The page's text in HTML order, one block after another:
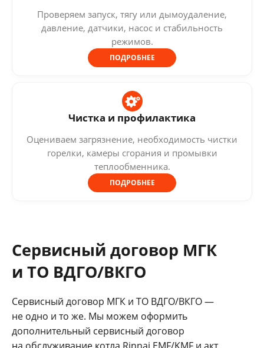
Проверяем запуск, тягу или дымоудаление,
давление, датчики, насос и стабильность
режимов.
ПОДРОБНЕЕ
Чистка и профилактика
Оцениваем загрязнение, необходимость чистки
горелки, камеры сгорания и промывки
теплообменника.
ПОДРОБНЕЕ
Сервисный договор МГК
и ТО ВДГО/ВКГО
Сервисный договор МГК и ТО ВДГО/ВКГО —
не одно и то же. Мы можем оформить
дополнительный сервисный договор
на обслуживание котла Rinnai EMF/KMF и акт